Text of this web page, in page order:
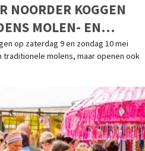
NOORDER KOGGEN
MOLEN- EN
op zaterdag 9 en zondag 10 mei
traditionele molens, maar openen ook